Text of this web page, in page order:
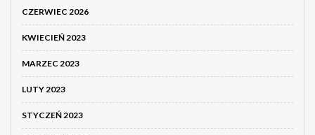
CZERWIEC 2026
KWIECIEŃ 2023
MARZEC 2023
LUTY 2023
STYCZEŃ 2023